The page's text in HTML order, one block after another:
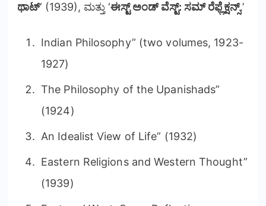
ಥಾಟ್‘ (1939), ಮತ್ತು ‘ಈಸ್ಟ್ ಅಂಡ್ ವೆಸ್ಟ್: ಸಮ್ ರೆಫ್ಲೆಕ್ಷನ್ಸ್.’
Indian Philosophy” (two volumes, 1923-
1927)
The Philosophy of the Upanishads”
(1924)
An Idealist View of Life” (1932)
Eastern Religions and Western Thought”
(1939)